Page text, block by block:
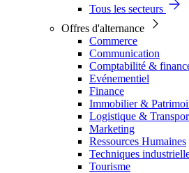
Tous les secteurs
Offres d'alternance
Commerce
Communication
Comptabilité &
Evénementiel
Finance
Immobilier &
Logistique &
Marketing
Ressources Humaines
Techniques
Tourisme